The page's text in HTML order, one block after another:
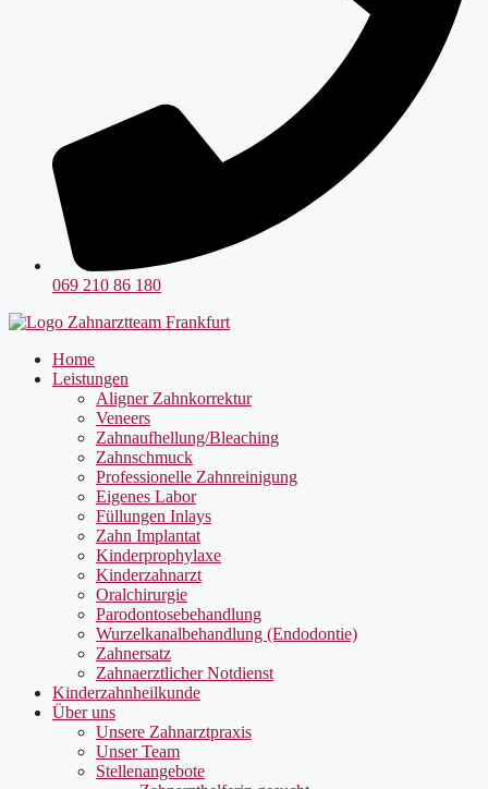
069 210 86 180
Home
Leistungen
Aligner Zahnkorrektur
Veneers
Zahnaufhellung/Bleaching
Zahnschmuck
Professionelle Zahnreinigung
Eigenes Labor
Füllungen Inlays
Zahn Implantat
Kinderprophylaxe
Kinderzahnarzt
Oralchirurgie
Parodontosebehandlung
Wurzelkanalbehandlung (Endodontie)
Zahnersatz
Zahnaerztlicher Notdienst
Kinderzahnheilkunde
Über uns
Unsere Zahnarztpraxis
Unser Team
Stellenangebote